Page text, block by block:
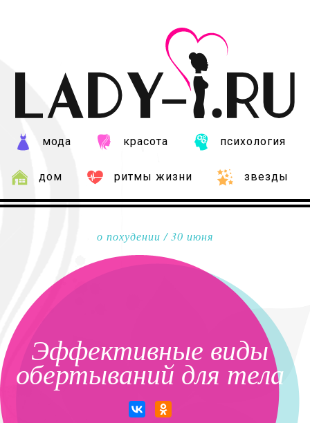
мода красота психология
дом ритмы жизни звезды
о похудении / 30 июня
Эффективные виды
обертываний для тела